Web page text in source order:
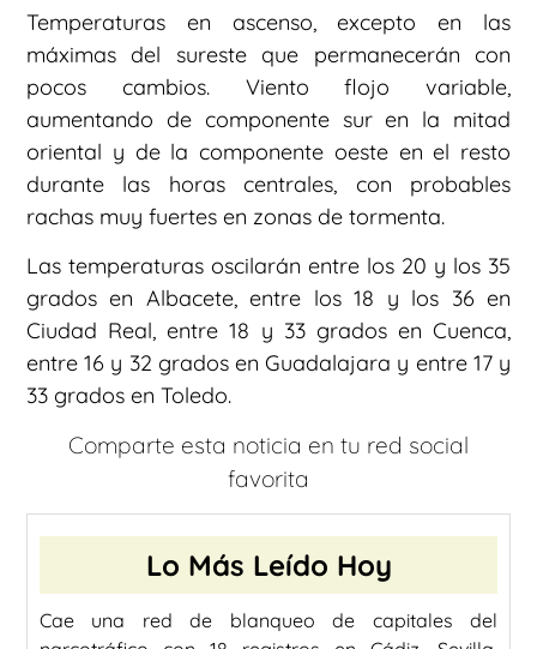
Temperaturas en ascenso, excepto en las
máximas del sureste que permanecerán con
pocos cambios. Viento flojo variable,
aumentando de componente sur en la mitad
oriental y de la componente oeste en el resto
durante las horas centrales, con probables
rachas muy fuertes en zonas de tormenta.
Las temperaturas oscilarán entre los 20 y los 35
grados en Albacete, entre los 18 y los 36 en
Ciudad Real, entre 18 y 33 grados en Cuenca,
entre 16 y 32 grados en Guadalajara y entre 17 y
33 grados en Toledo.
Comparte esta noticia en tu red social
favorita
Lo Más Leído Hoy
Cae una red de blanqueo de capitales del